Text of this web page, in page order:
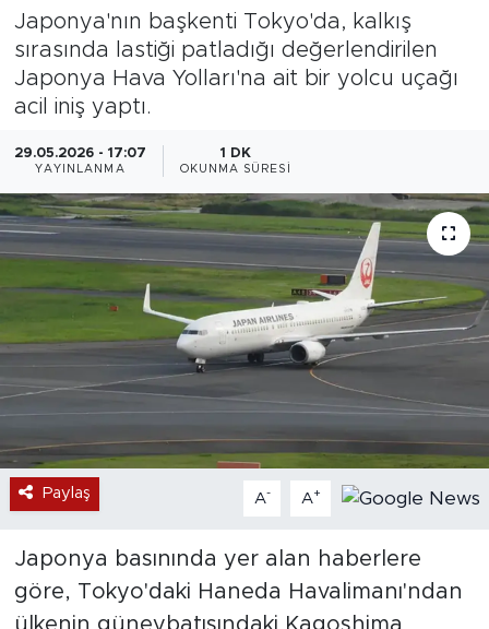
Japonya'nın başkenti Tokyo'da, kalkış
sırasında lastiği patladığı değerlendirilen
Japonya Hava Yolları'na ait bir yolcu uçağı
acil iniş yaptı.
29.05.2026 - 17:07
YAYINLANMA
1 DK
OKUNMA SÜRESI
Paylaş A- A+
Japonya basınında yer alan haberlere
göre, Tokyo'daki Haneda Havalimanı'ndan